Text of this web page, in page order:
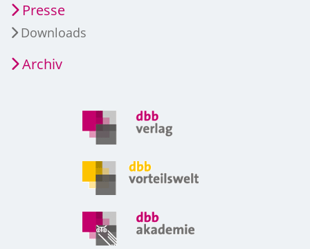
Presse
Downloads
Archiv